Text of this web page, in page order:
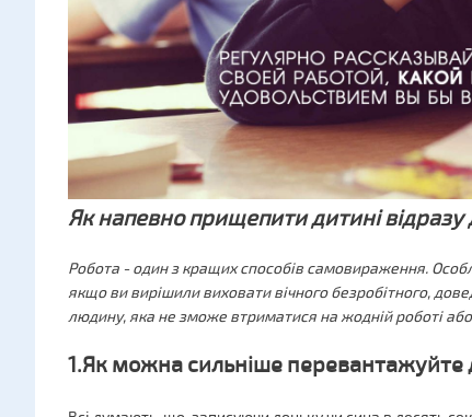
Як напевно прищепити дитині відразу
Робота - один з кращих способів самовираження.
якщо ви вирішили виховати вічного безробітного,
людину, яка не зможе втриматися на жодній роботі
1.Як можна сильніше перевантажуйте